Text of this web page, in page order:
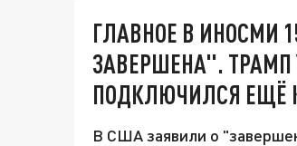
ГЛАВНОЕ В ИНОСМИ
ЗАВЕРШЕНА". ТРАМП
ПОДКЛЮЧИЛСЯ ЕЩЁ
В США заявили о